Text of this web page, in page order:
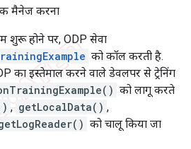
मैनेज करना
शुरू होने पर, ODP सेवा
को कॉल करती है.
का इस्तेमाल करने वाले डेवलपर से ट्रेनिंग
को लागू करते
, getLocalData() ,
को चालू किया जा